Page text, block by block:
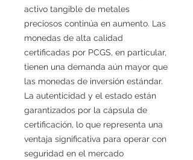
activo tangible de metales
preciosos continúa en aumento. Las
monedas de alta calidad
certificadas por PCGS, en particular,
tienen una demanda aún mayor que
las monedas de inversión estándar.
La autenticidad y el estado están
garantizados por la cápsula de
certificación, lo que representa una
ventaja significativa para operar con
seguridad en el mercado